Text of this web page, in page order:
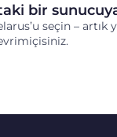
bir
seçin – artık